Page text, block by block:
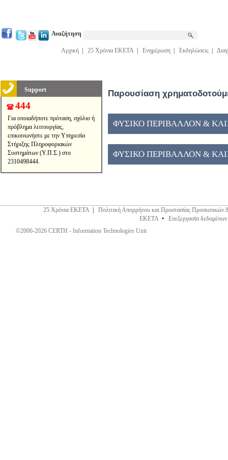
Αναζήτηση
Αρχική 25 Χρόνια ΕΚΕΤΑ Ενημέρωση Εκδηλώσεις
Support
444
Για οποιαδήποτε πρόταση, σχόλιο ή
πρόβλημα λειτουργίας,
επικοινωνήστε με την Υπηρεσία
Στήριξης Πληροφοριακών
Συστημάτων (Υ.Π.Σ.) στο
2310498444.
Παρουσίαση
ΦΥΣΙΚΟ ΠΕΡΙΒΑΛΛΟΝ &
ΦΥΣΙΚΟ ΠΕΡΙΒΑΛΛΟΝ &
25 Χρόνια ΕΚΕΤΑ
Πολιτική Απορρήτου και Προστασίας Προσωπικών
ΕΚΕΤΑ • Επεξεργασία
©2006-2026 CERTH - Information Technologies Unit